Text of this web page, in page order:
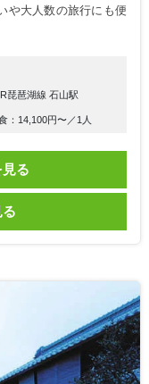
や大人数の旅行にも便
琵琶湖線 石山駅
：14,100円〜／1人
る